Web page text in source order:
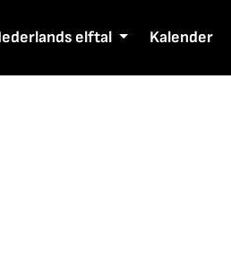
elftal Kalender